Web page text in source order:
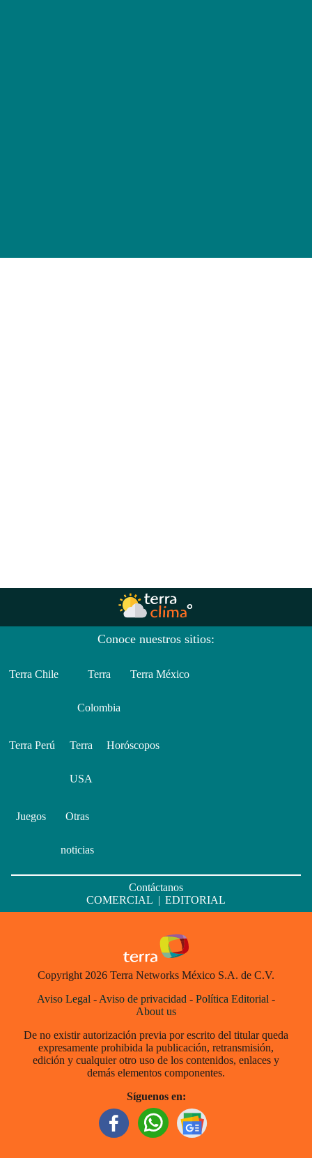
Conoce nuestros sitios:
Terra Chile Terra
Colombia
Terra México
Terra Perú Terra
USA
Horóscopos
Juegos Otras
noticias
Contáctanos
COMERCIAL | EDITORIAL
Copyright 2026 Terra Networks México S.A. de C.V.
Aviso Legal - Aviso de privacidad - Política Editorial -
About us
De no existir autorización previa por escrito del titular queda
expresamente prohibida la publicación, retransmisión,
edición y cualquier otro uso de los contenidos, enlaces y
demás elementos componentes.
Síguenos en: